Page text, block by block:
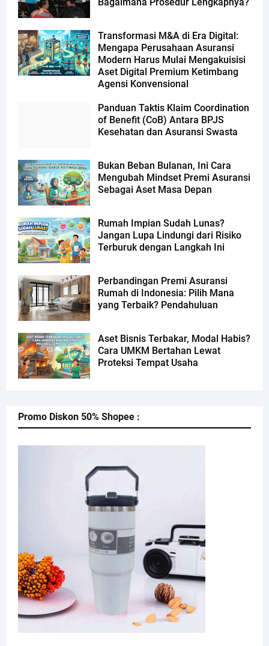
Transformasi M&A di Era Digital:
Mengapa Perusahaan Asuransi
Modern Harus Mulai Mengakuisisi
Aset Digital Premium Ketimbang
Agensi Konvensional
Panduan Taktis Klaim Coordination
of Benefit (CoB) Antara BPJS
Kesehatan dan Asuransi Swasta
Bukan Beban Bulanan, Ini Cara
Mengubah Mindset Premi Asuransi
Sebagai Aset Masa Depan
Rumah Impian Sudah Lunas?
Jangan Lupa Lindungi dari Risiko
Terburuk dengan Langkah Ini
Perbandingan Premi Asuransi
Rumah di Indonesia: Pilih Mana
yang Terbaik? Pendahuluan
Aset Bisnis Terbakar, Modal Habis?
Cara UMKM Bertahan Lewat
Proteksi Tempat Usaha
Promo Diskon 50% Shopee :